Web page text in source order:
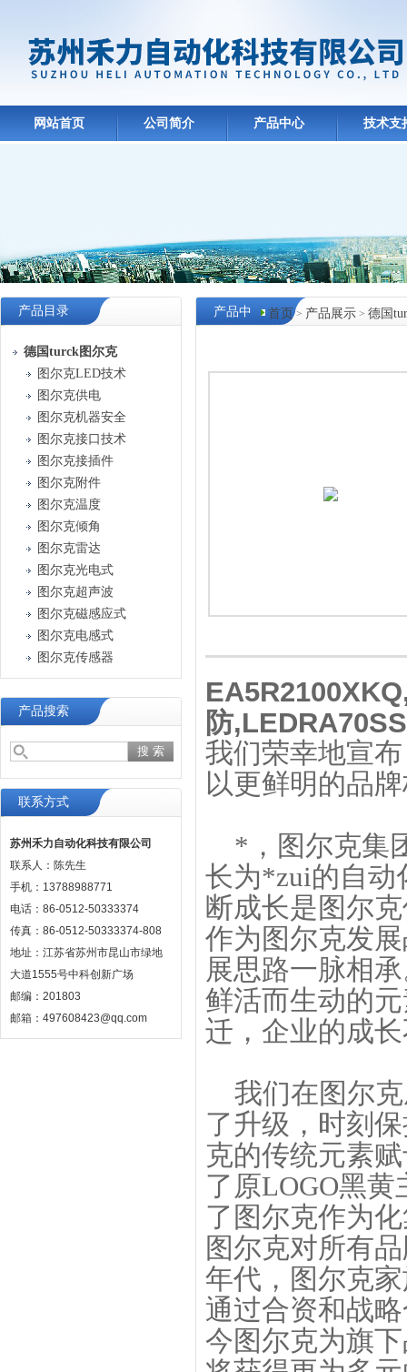
网站首页 公司简介 产品中心 技术支
产品目录
德国turck图尔克
图尔克LED技术
图尔克供电
图尔克机器安全
图尔克接口技术
图尔克接插件
图尔克附件
图尔克温度
图尔克倾角
图尔克雷达
图尔克光电式
图尔克超声波
图尔克磁感应式
图尔克电感式
图尔克传感器
产品搜索
联系方式
苏州禾力自动化科技有限公司
联系人：陈先生
手机：13788988771
电话：86-0512-50333374
传真：86-0512-50333374-808
地址：江苏省苏州市昆山市绿地
大道1555号中科创新广场
邮编：201803
邮箱：497608423@qq.com
首页> 产品展示 > 德国
产品中
防
我们荣幸地宣
以更鲜明的品
*，图尔克集
长为*zui的自动
断成长是图尔
作为图尔克发
展思路一脉相
鲜活而生动的
迁，企业的成
我们在图尔
了升级，时刻
克的传统元素
了原LOGO黑
了图尔克作为
图尔克对所有
年代，图尔克
通过合资和战
今图尔克为旗